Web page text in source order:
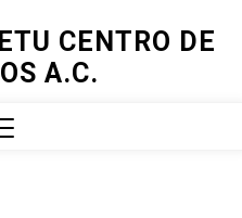
CENTRO DE
A.C.